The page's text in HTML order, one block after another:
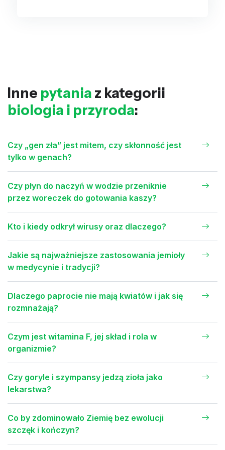
Inne pytania z kategorii
biologia i przyroda:
Czy „gen zła” jest mitem, czy skłonność jest
tylko w genach?
Czy płyn do naczyń w wodzie przeniknie
przez woreczek do gotowania kaszy?
Kto i kiedy odkrył wirusy oraz dlaczego?
Jakie są najważniejsze zastosowania jemioły
w medycynie i tradycji?
Dlaczego paprocie nie mają kwiatów i jak się
rozmnażają?
Czym jest witamina F, jej skład i rola w
organizmie?
Czy goryle i szympansy jedzą zioła jako
lekarstwa?
Co by zdominowało Ziemię bez ewolucji
szczęk i kończyn?